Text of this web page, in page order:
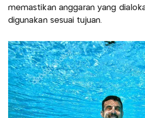
memastikan anggaran yang
digunakan sesuai tujuan.